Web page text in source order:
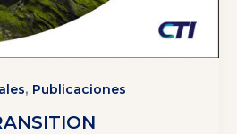
, Publicaciones